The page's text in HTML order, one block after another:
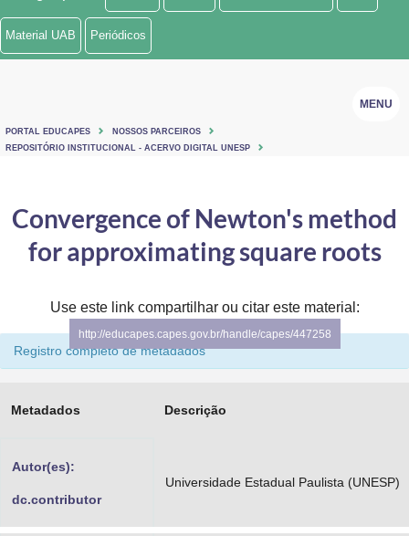
Ministério de Minas e Energia
Ministério do Turismo
Controladoria-Geral da União
Ministério da Mulher, da Família e dos Direitos Humanos
Secretaria-Geral
Secretaria de Governo
Banco Central do Brasil
Planalto
MENU
Material UAB Periódicos
PORTAL EDUCAPES
NOSSOS PARCEIROS
REPOSITÓRIO INSTITUCIONAL - ACERVO DIGITAL UNESP
Convergence of Newton's method
for approximating square roots
Use este link compartilhar ou citar este material:
http://educapes.capes.gov.br/handle/capes/447258
Registro completo de metadados
Metadados Descrição
Autor(es):
dc.contributor
Universidade Estadual Paulista (UNESP)